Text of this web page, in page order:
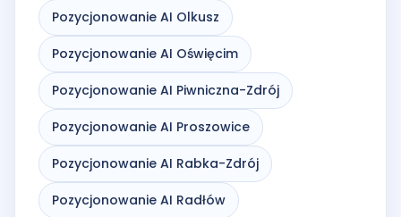
Pozycjonowanie AI Olkusz
Pozycjonowanie AI Oświęcim
Pozycjonowanie AI Piwniczna-Zdrój
Pozycjonowanie AI Proszowice
Pozycjonowanie AI Rabka-Zdrój
Pozycjonowanie AI Radłów